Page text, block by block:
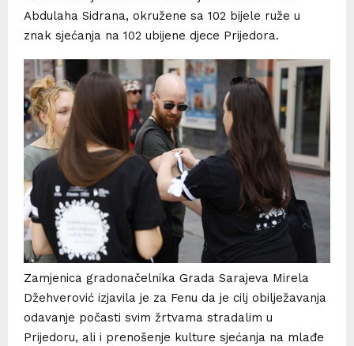
Abdulaha Sidrana, okružene sa 102 bijele ruže u
znak sjećanja na 102 ubijene djece Prijedora.
Zamjenica gradonačelnika Grada Sarajeva Mirela
Džehverović izjavila je za Fenu da je cilj obilježavanja
odavanje počasti svim žrtvama stradalim u
Prijedoru, ali i prenošenje kulture sjećanja na mlađe